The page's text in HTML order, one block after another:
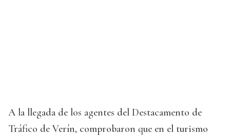
A la llegada de los agentes del Destacamento de
Tráfico de Verín, comprobaron que en el turismo